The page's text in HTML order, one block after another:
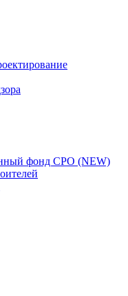
фонд СРО (NEW)